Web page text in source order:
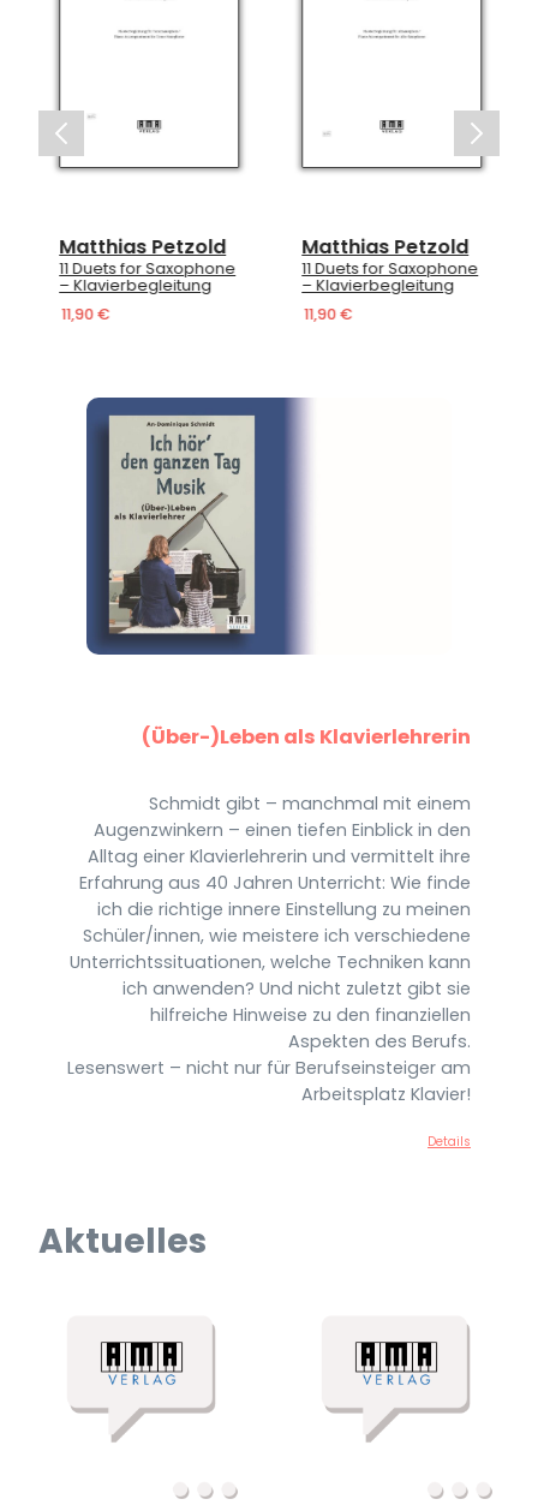
Matthias Petzold
11 Duets for Saxophone
– Klavierbegleitung
11,90 €
Matthias Petzold
11 Duets for Saxophone
– Klavierbegleitung
11,90 €
(Über-)Leben als Klavierlehrerin
Schmidt gibt – manchmal mit einem
Augenzwinkern – einen tiefen Einblick in den
Alltag einer Klavierlehrerin und vermittelt ihre
Erfahrung aus 40 Jahren Unterricht: Wie finde
ich die richtige innere Einstellung zu meinen
Schüler/innen, wie meistere ich verschiedene
Unterrichtssituationen, welche Techniken kann
ich anwenden? Und nicht zuletzt gibt sie
hilfreiche Hinweise zu den finanziellen
Aspekten des Berufs.
Lesenswert – nicht nur für Berufseinsteiger am
Arbeitsplatz Klavier!
Details
Aktuelles